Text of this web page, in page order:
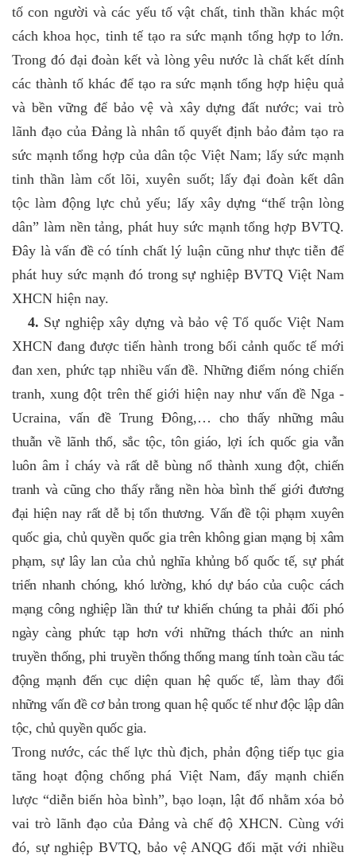
tố con người và các yếu tố vật chất, tinh thần khác một
cách khoa học, tinh tế tạo ra sức mạnh tổng hợp to lớn.
Trong đó đại đoàn kết và lòng yêu nước là chất kết dính
các thành tố khác để tạo ra sức mạnh tổng hợp hiệu quả
và bền vững để bảo vệ và xây dựng đất nước; vai trò
lãnh đạo của Đảng là nhân tố quyết định bảo đảm tạo ra
sức mạnh tổng hợp của dân tộc Việt Nam; lấy sức mạnh
tinh thần làm cốt lõi, xuyên suốt; lấy đại đoàn kết dân
tộc làm động lực chủ yếu; lấy xây dựng “thế trận lòng
dân” làm nền tảng, phát huy sức mạnh tổng hợp BVTQ.
Đây là vấn đề có tính chất lý luận cũng như thực tiễn để
phát huy sức mạnh đó trong sự nghiệp BVTQ Việt Nam
XHCN hiện nay.
4. Sự nghiệp xây dựng và bảo vệ Tổ quốc Việt Nam
XHCN đang được tiến hành trong bối cảnh quốc tế mới
đan xen, phức tạp nhiều vấn đề. Những điểm nóng chiến
tranh, xung đột trên thế giới hiện nay như vấn đề Nga -
Ucraina, vấn đề Trung Đông,…cho thấy những mâu
thuẫn về lãnh thổ, sắc tộc, tôn giáo, lợi ích quốc gia vẫn
luôn âm ỉ cháy và rất dễ bùng nổ thành xung đột, chiến
tranh và cũng cho thấy rằng nền hòa bình thế giới đương
đại hiện nay rất dễ bị tổn thương. Vấn đề tội phạm xuyên
quốc gia, chủ quyền quốc gia trên không gian mạng bị xâm
phạm, sự lây lan của chủ nghĩa khủng bố quốc tế, sự phát
triển nhanh chóng, khó lường, khó dự báo của cuộc cách
mạng công nghiệp lần thứ tư khiến chúng ta phải đối phó
ngày càng phức tạp hơn với những thách thức an ninh
truyền thống, phi truyền thống thống mang tính toàn cầu tác
động mạnh đến cục diện quan hệ quốc tế, làm thay đổi
những vấn đề cơ bản trong quan hệ quốc tế như độc lập dân
tộc, chủ quyền quốc gia.
Trong nước, các thế lực thù địch, phản động tiếp tục gia
tăng hoạt động chống phá Việt Nam, đẩy mạnh chiến
lược “diễn biến hòa bình”, bạo loạn, lật đổ nhằm xóa bỏ
vai trò lãnh đạo của Đảng và chế độ XHCN. Cùng với
đó, sự nghiệp BVTQ, bảo vệ ANQG đối mặt với nhiều